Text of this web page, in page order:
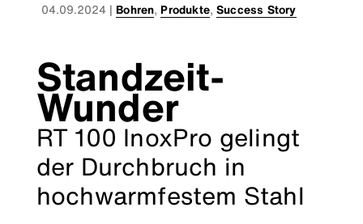
04.09.2024 |Bohren,Produkte,Success Story
Standzeit-
Wunder
RT 100 InoxPro gelingt
der Durchbruch in
hochwarmfestem Stahl